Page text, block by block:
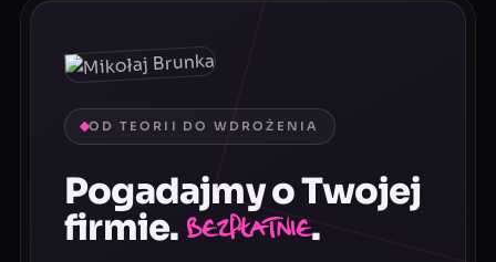
OD TEORII DO WDROŻENIA
Pogadajmy o Twojej
firmie. Bezpłatnie.